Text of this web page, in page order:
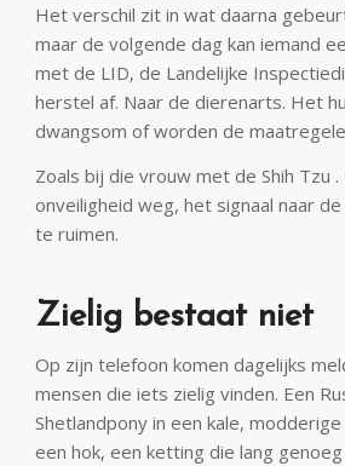
Het verschil zit in wat daarna
maar de volgende dag kan iemand
met de LID, de Landelijke
herstel af. Naar de dierenarts. Het
dwangsom of worden de
Zoals bij die vrouw met de Shih Tzu
onveiligheid weg, het signaal naar
te ruimen.
Zielig bestaat niet
Op zijn telefoon komen dagelijks
mensen die iets zielig vinden. Een
Shetlandpony in een kale,
een hok, een ketting die lang